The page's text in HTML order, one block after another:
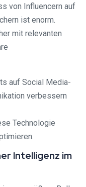
von Influencern auf
ist enorm.
mit relevanten
auf Social Media-
verbessern
Technologie
Intelligenz im